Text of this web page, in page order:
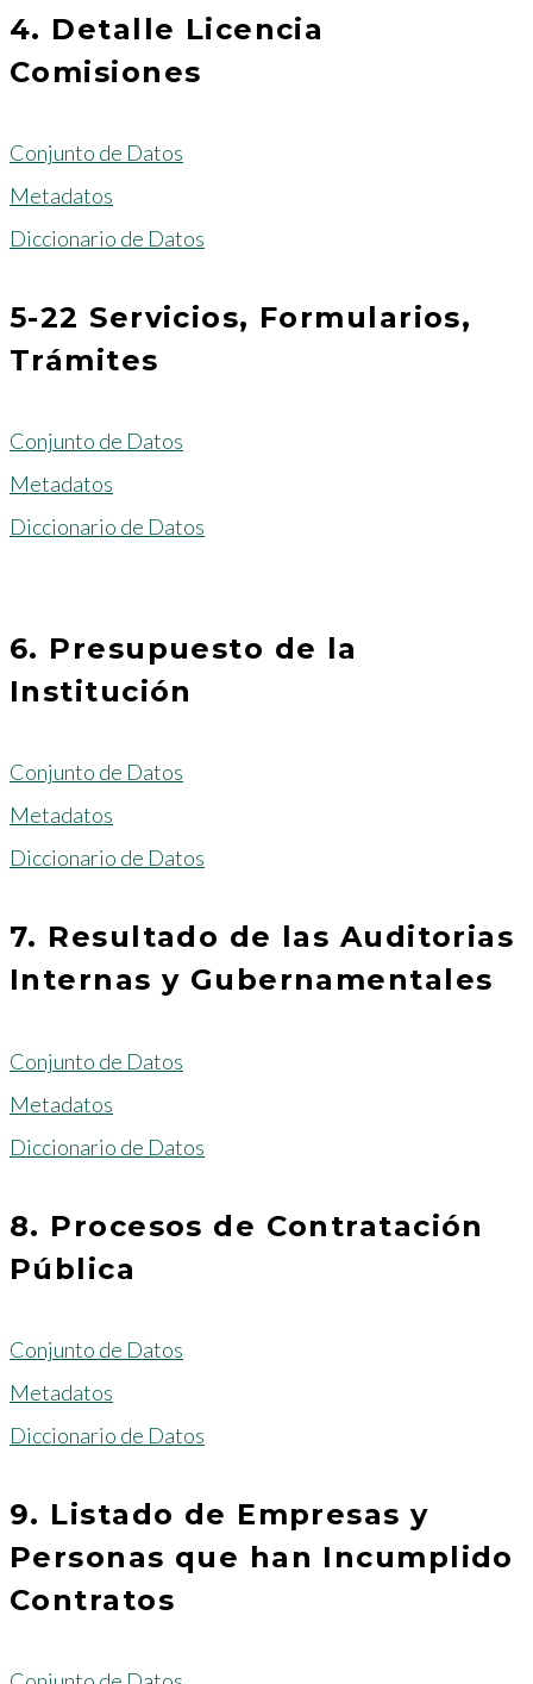
4. Detalle Licencia
Comisiones
Conjunto de Datos
Metadatos
Diccionario de Datos
5-22 Servicios, Formularios,
Trámites
Conjunto de Datos
Metadatos
Diccionario de Datos
6. Presupuesto de la
Institución
Conjunto de Datos
Metadatos
Diccionario de Datos
7. Resultado de las Auditorias
Internas y Gubernamentales
Conjunto de Datos
Metadatos
Diccionario de Datos
8. Procesos de Contratación
Pública
Conjunto de Datos
Metadatos
Diccionario de Datos
9. Listado de Empresas y
Personas que han Incumplido
Contratos